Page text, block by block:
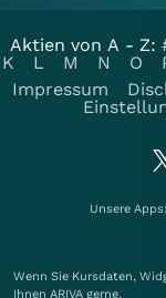
Aktien von A - Z:
K
L M N O
Impressum
Unsere Apps:
Wenn Sie Kursdaten,
Ihnen ARIVA gerne.